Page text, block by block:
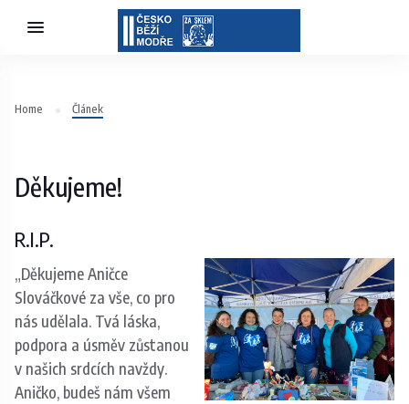
Home Článek
Děkujeme!
R.I.P.
„Děkujeme Aničce
Slováčkové za vše, co pro
nás udělala. Tvá láska,
podpora a úsměv zůstanou
v našich srdcích navždy.
Aničko, budeš nám všem